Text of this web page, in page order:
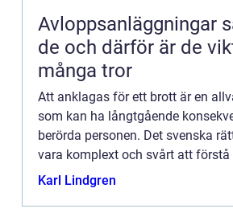
Avloppsanläggningar så fungerar
de och därför är de
många tror
Att anklagas för ett brott är en
som kan ha långtgående
berörda personen. Det svenska
vara komplext och svårt att förstå
Karl Lindgren